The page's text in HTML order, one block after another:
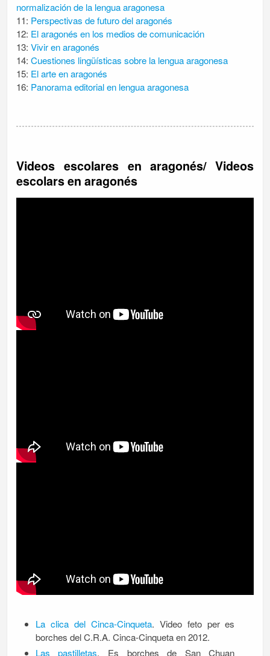
normalización de la lengua aragonesa
11: Perspectivas de futuro del aragonés
12: El aragonés en los medios de comunicación
13: Vivir en aragonés
14: Cuestiones lingüísticas sobre la lengua aragonesa
15: El arte en aragonés
16: Panorama editorial en lengua aragonesa
Videos escolares en aragonés/ Videos
escolars en aragonés
La clica del Cinca-Cinqueta. Video feto per es
borches del C.R.A. Cinca-Cinqueta en 2012.
Las pastilletas. Es borches de San Chuan